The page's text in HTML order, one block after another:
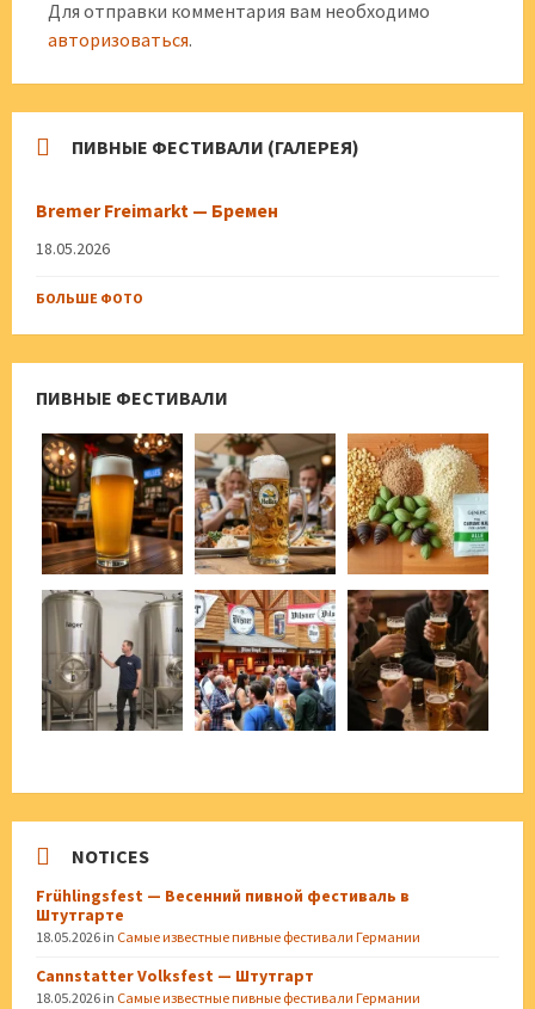
Для отправки комментария вам необходимо
авторизоваться.
ПИВНЫЕ ФЕСТИВАЛИ (ГАЛЕРЕЯ)
Bremer Freimarkt — Бремен
18.05.2026
БОЛЬШЕ ФОТО
ПИВНЫЕ ФЕСТИВАЛИ
NOTICES
Frühlingsfest — Весенний пивной фестиваль в
Штутгарте
18.05.2026 in Самые известные пивные фестивали Германии
Cannstatter Volksfest — Штутгарт
18.05.2026 in Самые известные пивные фестивали Германии